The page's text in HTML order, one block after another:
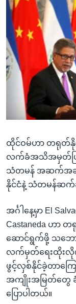
ကျော်
ကြည့်
ပင်မ
အ
ညွန်း
စာမျက်နှာ
ရန်
ရှာဖွေ
ရန်
နေရာ
ကျော်
ရန်
အမေရိကန်သုံးအီဒီ
မကြေးမုံရဲ့ အင်္ဂလိပ်
ရုပ်ရှင်ထဲက အင်္ဂလိပ်
သုတပဒေသာ အင်္ဂ
အပတ်စဉ်ကဏ္ဍများ
ရေဒီယို
တီဗွီ
ရေဒီယိုနှင့်ရုပ်သံ
ရေဒီယို/တီဗွီအစီအစ
Learning English
ဗွီအိုအေ လူမှုကွန်ယက်မ
ဘာသာစကားမျာ
ထိုင်ဝမ်ဟာ တရုတ်
လက်ခံအသိအမှတ်ပြုတဲ့
သံတမန် အဆက်အဆံ
နိုင်ငံနဲ့ သံတမန်ဆ
အင်္ဂါနေ့မှာ El
Castaneda ဟာ တ
ဆောင်ရွက်ဖို့ သဘေ
လက်မှတ်ရေးထိုးလို
ဖွင့်လှစ်နိုင်ခဲ့တာကြေ
အကျိုးအမြတ်တွေ
ပြောပါတယ်။